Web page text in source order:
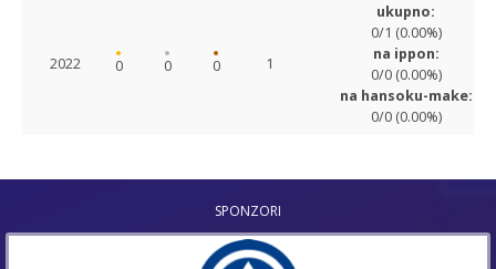
2022 0 0 0 1
ukupno:
0/1 (0.00%)
na ippon:
0/0 (0.00%)
na hansoku-make:
0/0 (0.00%)
SPONZORI